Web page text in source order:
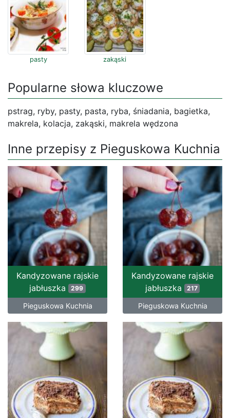
pasty zakąski
Popularne słowa kluczowe
pstrag, ryby, pasty, pasta, ryba, śniadania, bagietka,
makrela, kolacja, zakąski, makrela wędzona
Inne przepisy z Pieguskowa Kuchnia
Kandyzowane rajskie
jabłuszka 299
Pieguskowa Kuchnia
Kandyzowane rajskie
jabłuszka
217
Pieguskowa Kuchnia